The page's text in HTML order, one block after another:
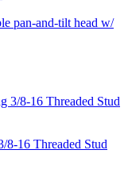
pan-and-tilt head w/
16 Threaded Stud